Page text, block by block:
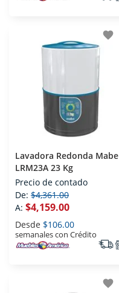
favorite
Lavadora Redonda Mabe
LRM23A 23 Kg
Precio de contado
De: $4,361.00
A: $4,159.00
Desde $106.00
semanales con Crédito
favorite